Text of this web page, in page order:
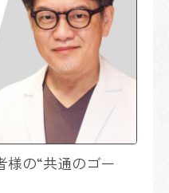
様の“共通のゴー